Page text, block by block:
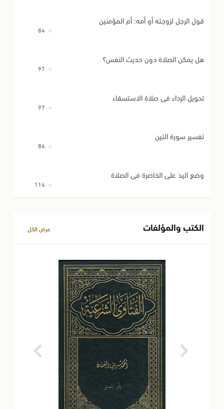
قول الرجل لزوجته أو أمه: أم المؤمنين
هل يمكن الصلاة دون حديث النفس؟
تحويل الرداء في صلاة الاستسقاء
تفسير سورة التين
وضع اليد على الخاصرة في الصلاة
الكتب والمؤلفات عرض الكل